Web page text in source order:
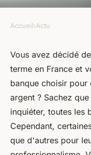
Quelles
françaises
armand •19 octobre
Accueil›Actu
Vous avez décidé
terme en France et
banque choisir
argent ? Sachez
inquiéter, toutes les
Cependant,
que d'autres pour